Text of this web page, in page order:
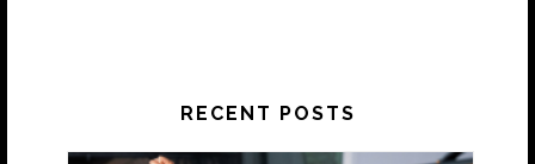
RECENT POSTS